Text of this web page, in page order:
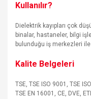
Kullanılır?
Dielektrik kayıpları çok
binalar, hastaneler, bilgi
bulunduğu iş merkezleri ile
Kalite Belgeleri
TSE, TSE ISO 9001, TSE
TSE EN 16001, CE, DVE,